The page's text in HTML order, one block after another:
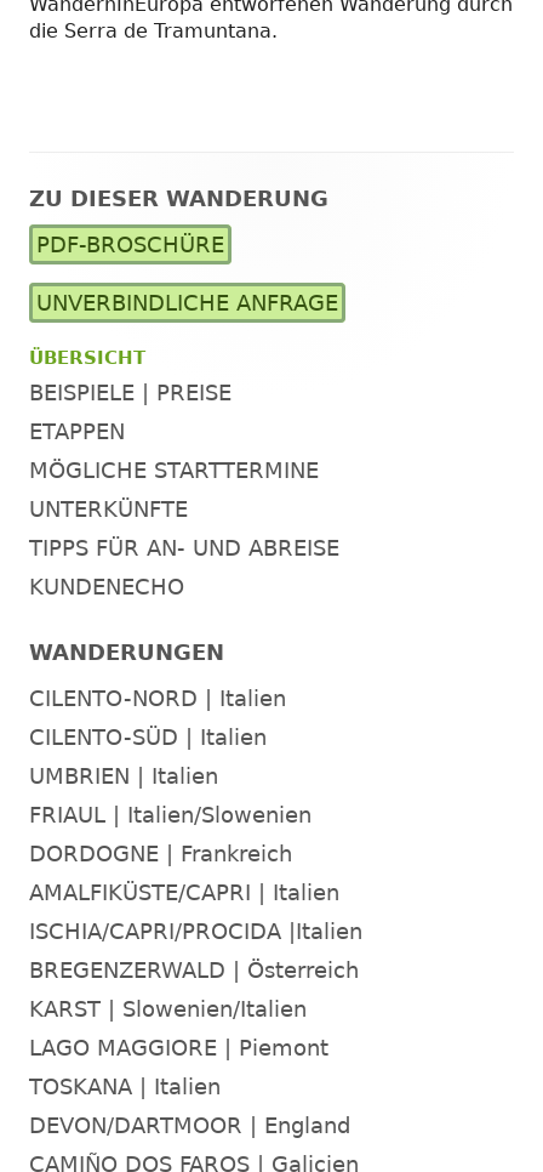
die Serra de Tramuntana.
Haupt-
Seitenleiste
ZU DIESER WANDERUNG
PDF-BROSCHÜRE
UNVERBINDLICHE ANFRAGE
ÜBERSICHT
BEISPIELE | PREISE
ETAPPEN
MÖGLICHE STARTTERMINE
UNTERKÜNFTE
TIPPS FÜR AN- UND ABREISE
KUNDENECHO
WANDERUNGEN
CILENTO-NORD | Italien
CILENTO-SÜD | Italien
UMBRIEN | Italien
FRIAUL | Italien/Slowenien
DORDOGNE | Frankreich
AMALFIKÜSTE/CAPRI | Italien
ISCHIA/CAPRI/PROCIDA |Italien
BREGENZERWALD | Österreich
KARST | Slowenien/Italien
LAGO MAGGIORE | Piemont
TOSKANA | Italien
DEVON/DARTMOOR | England
CAMIÑO DOS FAROS | Galicien